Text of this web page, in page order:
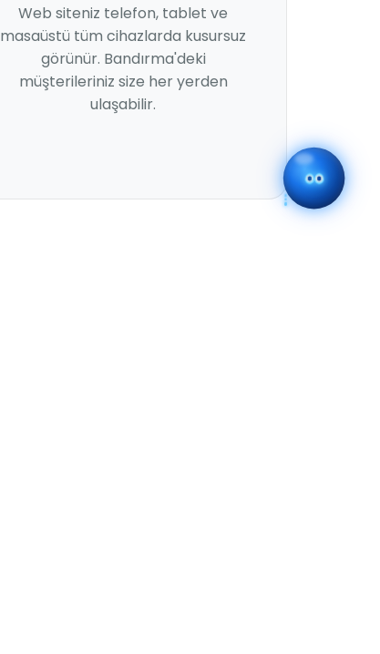
Web siteniz telefon, tablet ve
masaüstü tüm cihazlarda kusursuz
görünür. Bandırma'deki
müşterileriniz size her yerden
ulaşabilir.